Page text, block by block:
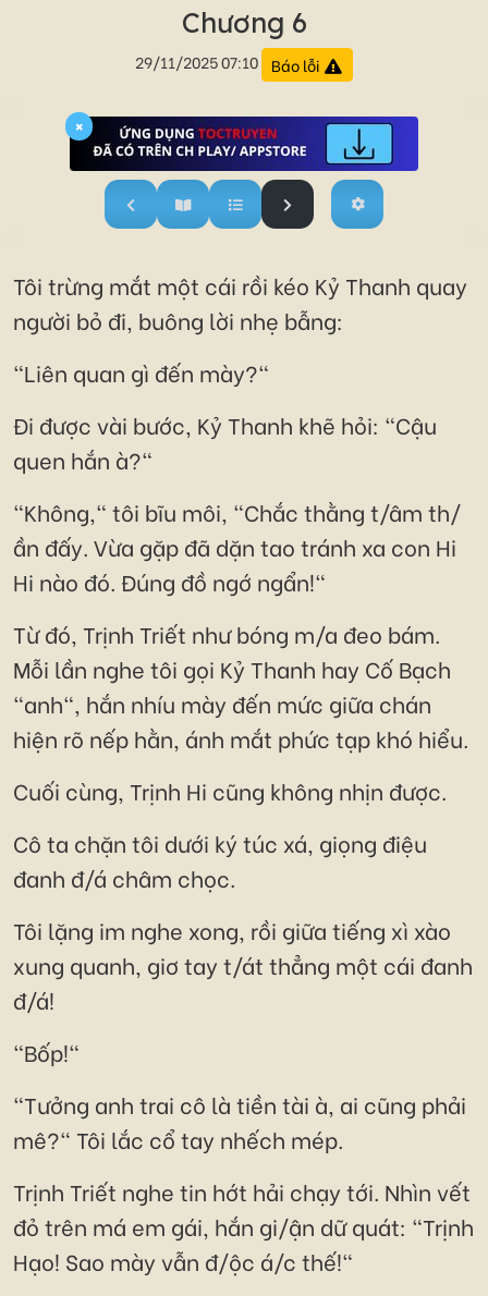
Chương 6
29/11/2025 07:10 Báo lỗi
×
Tôi trừng mắt một cái rồi kéo Kỷ Thanh quay
người bỏ đi, buông lời nhẹ bẫng:
"Liên quan gì đến mày?"
Đi được vài bước, Kỷ Thanh khẽ hỏi: "Cậu
quen hắn à?"
"Không," tôi bĩu môi, "Chắc thằng t/âm th/
ần đấy. Vừa gặp đã dặn tao tránh xa con Hi
Hi nào đó. Đúng đồ ngớ ngẩn!"
Từ đó, Trịnh Triết như bóng m/a đeo bám.
Mỗi lần nghe tôi gọi Kỷ Thanh hay Cố Bạch
"anh", hắn nhíu mày đến mức giữa chán
hiện rõ nếp hằn, ánh mắt phức tạp khó hiểu.
Cuối cùng, Trịnh Hi cũng không nhịn được.
Cô ta chặn tôi dưới ký túc xá, giọng điệu
đanh đ/á châm chọc.
Tôi lặng im nghe xong, rồi giữa tiếng xì xào
xung quanh, giơ tay t/át thẳng một cái đanh
đ/á!
"Bốp!"
"Tưởng anh trai cô là tiền tài à, ai cũng phải
mê?" Tôi lắc cổ tay nhếch mép.
Trịnh Triết nghe tin hớt hải chạy tới. Nhìn vết
đỏ trên má em gái, hắn gi/ận dữ quát: "Trịnh
Hạo! Sao mày vẫn đ/ộc á/c thế!"